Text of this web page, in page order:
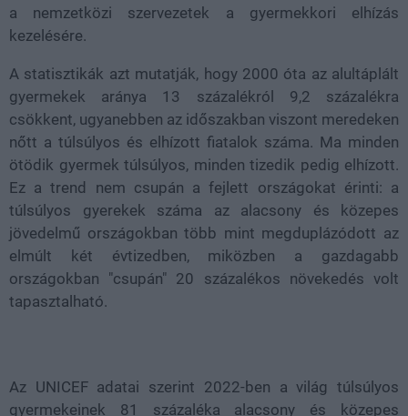
a nemzetközi szervezetek a gyermekkori elhízás
kezelésére.
A statisztikák azt mutatják, hogy 2000 óta az alultáplált
gyermekek aránya 13 százalékról 9,2 százalékra
csökkent, ugyanebben az időszakban viszont meredeken
nőtt a túlsúlyos és elhízott fiatalok száma. Ma minden
ötödik gyermek túlsúlyos, minden tizedik pedig elhízott.
Ez a trend nem csupán a fejlett országokat érinti: a
túlsúlyos gyerekek száma az alacsony és közepes
jövedelmű országokban több mint megduplázódott az
elmúlt két évtizedben, miközben a gazdagabb
országokban "csupán" 20 százalékos növekedés volt
tapasztalható.
Az UNICEF adatai szerint 2022-ben a világ túlsúlyos
gyermekeinek 81 százaléka alacsony és közepes